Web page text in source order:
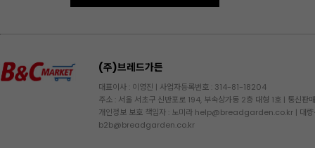
(주)브레드가든
대표이사 : 이영진 | 사업자등록번호 : 314-81-18204
주소 : 서울 서초구 신반포로 194, 부속상가동 2층 대형 1호 | 통신판
개인정보 보호 책임자 : 노미라 help@breadgarden.co.kr | 대
b2b@breadgarden.co.kr